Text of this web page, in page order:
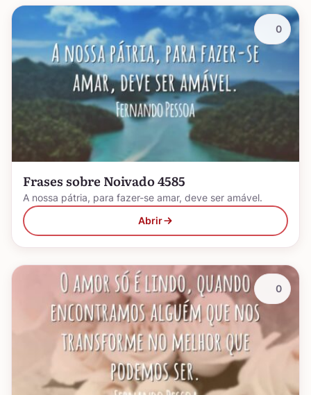
Frases sobre Noivado 4585
A nossa pátria, para fazer-se amar, deve ser amável.
Abrir
0
0